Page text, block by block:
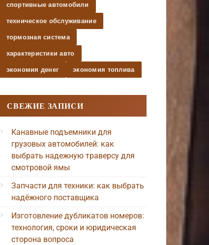
спортивные автомобили
техническое обслуживание
тормозная система
характеристики авто
экономия денег экономия топлива
СВЕЖИЕ ЗАПИСИ
Канавные подъемники для
грузовых автомобилей: как
выбрать надежную траверсу для
смотровой ямы
Запчасти для техники: как выбрать
надёжного поставщика
Изготовление дубликатов номеров:
технология, сроки и юридическая
сторона вопроса